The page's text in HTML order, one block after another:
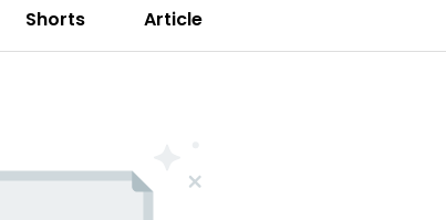
Shorts Article